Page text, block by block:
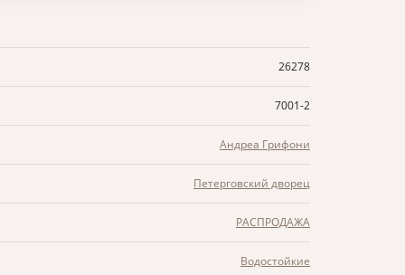
26278
7001-2
Андреа Грифони
Петерговский дворец
РАСПРОДАЖА
Водостойкие